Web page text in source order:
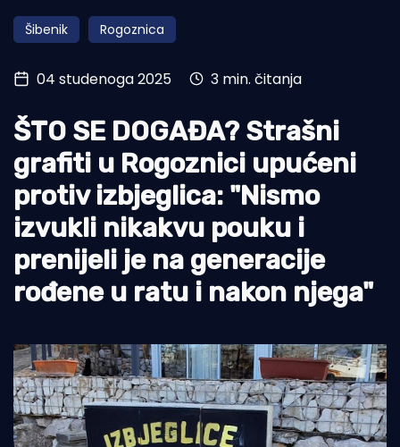
Obala
Otoci
Turizam i nautika
Pomorstvo
Ribolov
Ekologija
Tradicija i kultura
Šibenik Rogoznica
04 studenoga 2025 3 min. čitanja
ŠTO SE DOGAĐA? Strašni
grafiti u Rogoznici upućeni
protiv izbjeglica: "Nismo
izvukli nikakvu pouku i
prenijeli je na generacije
rođene u ratu i nakon njega"